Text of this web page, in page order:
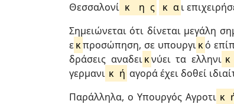
Θεσσαλονί κ η ς κ αι
Σημειώνεται ότι δίνεται μεγάλη
εκπροσώπηση, σε υπουργικό
δράσεις αναδει κνύει τα ελληνι κ
γερμανι κ ή αγορά έχει δοθεί
Παράλληλα, ο Υπουργός Αγροτι κ